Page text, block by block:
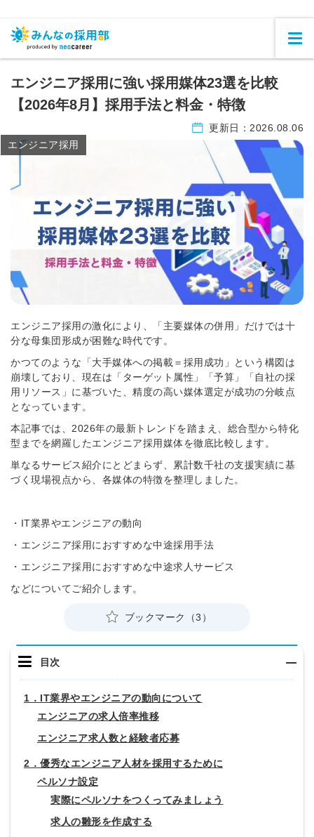
エンジニア採用に強い採用媒体23選を比較
【2026年8月】採用手法と料金・特徴
更新日： 2026.08.06
エンジニア採用
エンジニア採用の激化により、「主要媒体の併用」だけでは十
分な母集団形成が困難な時代です。
かつてのような「大手媒体への掲載＝採用成功」という構図は
崩壊しており、現在は「ターゲット属性」「予算」「自社の採
用リソース」に基づいた、精度の高い媒体選定が成功の分岐点
となっています。
本記事では、2026年の最新トレンドを踏まえ、総合型から特化
型までを網羅したエンジニア採用媒体を徹底比較します。
単なるサービス紹介にとどまらず、累計数千社の支援実績に基
づく現場視点から、各媒体の特徴を整理しました。
・IT業界やエンジニアの動向
・エンジニア採用におすすめな中途採用手法
・エンジニア採用におすすめな中途求人サービス
などについてご紹介します。
ブックマーク（3）
目次
1．IT業界やエンジニアの動向について
エンジニアの求人倍率推移
エンジニア求人数と経験者応募
2．優秀なエンジニア人材を採用するために
ペルソナ設定
実際にペルソナをつくってみましょう
求人の雛形を作成する